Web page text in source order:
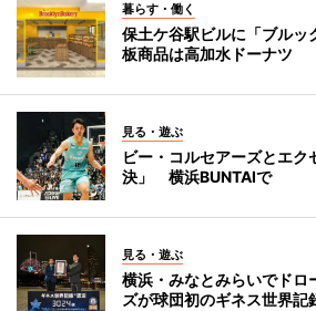
暮らす・働く
保土ケ谷駅ビルに「ブル
板商品は高加水ドーナツ
見る・遊ぶ
ビー・コルセアーズとエク
決」 横浜BUNTAIで
見る・遊ぶ
横浜・みなとみらいでド
ズが球団初のギネス世界記